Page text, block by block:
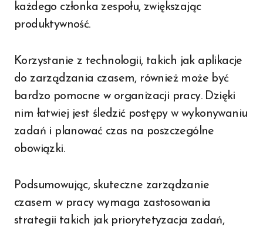
każdego członka zespołu, zwiększając
produktywność.
Korzystanie z technologii, takich jak aplikacje
do zarządzania czasem, również może być
bardzo pomocne w organizacji pracy. Dzięki
nim łatwiej jest śledzić postępy w wykonywaniu
zadań i planować czas na poszczególne
obowiązki.
Podsumowując, skuteczne zarządzanie
czasem w pracy wymaga zastosowania
strategii takich jak priorytetyzacja zadań,